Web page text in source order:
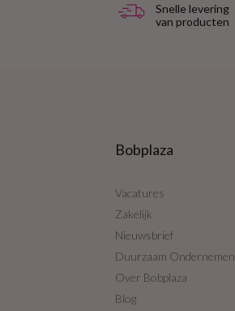
Snelle levering
van producten
Bobplaza
Vacatures
Zakelijk
Nieuwsbrief
Duurzaam Ondernemen
Over Bobplaza
Blog